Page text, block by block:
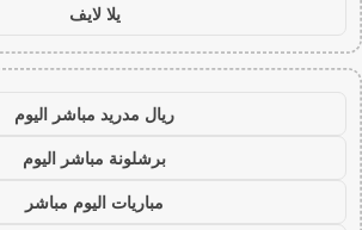
يلا لايف
ريال مدريد مباشر اليوم
برشلونة مباشر اليوم
مباريات اليوم مباشر